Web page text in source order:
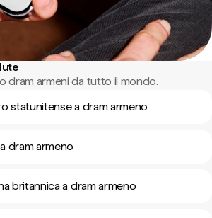
dram armeni da tutto il mondo.
statunitense a dram armeno
dram armeno
britannica a dram armeno